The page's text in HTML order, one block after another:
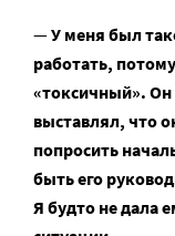
—У меня был
работать,
«токсичный». Он
выставлял, что
попросить
быть его
Я будто не дала